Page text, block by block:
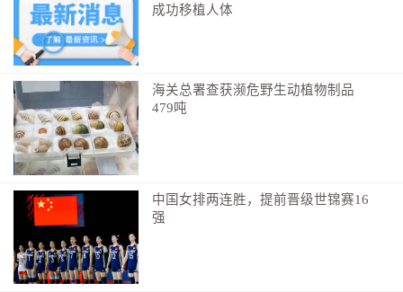
基，院内间天井错落，门窗都雕刻着精美纹饰，其中有
蝙蝠、鹿与桃的图案，表示对福禄寿的心理期盼。虽历
经风雨侵蚀而显斑驳，依旧能窥见当年的精巧工艺。随
步古屋之间，伸手轻抚苔色的墙面，指尖触到的却是历
史浸润的尘埃，仿佛看见朱砂村的先人日出而作日落而
息的画页。
成功移植人体
海关总署查获濒危野生动植物制品
479吨
中国女排两连胜，提前晋级世锦赛16
强